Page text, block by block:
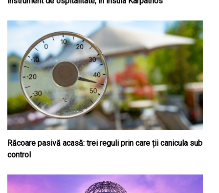
Răcoare pasivă acasă: trei reguli prin care ții canicula sub
control